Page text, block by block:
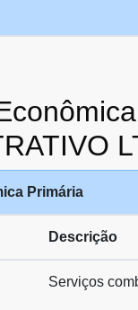
Primária
Descrição
Serviços